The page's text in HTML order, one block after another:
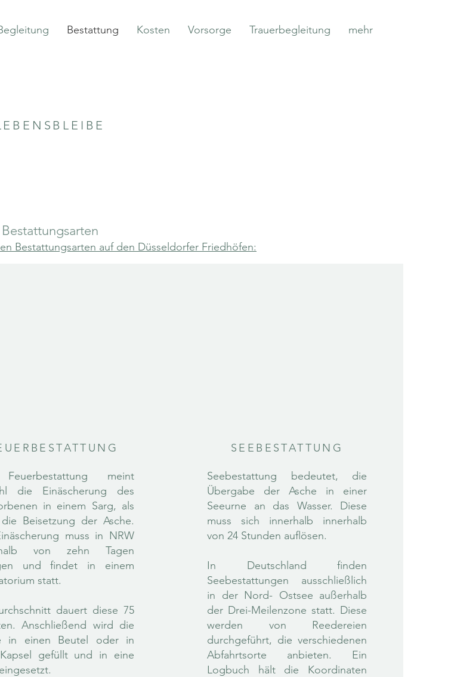
Bestattung Kosten Vorsorge Trauerbegleitung mehr
Bestattungsarten
Bestattungsarten auf den Düsseldorfer Friedhöfen:
meint
die Einäscherung des
in einem Sarg, als
Beisetzung der Asche.
muss in NRW
von zehn Tagen
und findet in einem
statt.
dauert diese 75
Anschließend wird die
in einen Beutel oder in
gefüllt und in eine
SEEBESTATTUNG
Seebestattung bedeutet, die
Übergabe der Asche in einer
Seeurne an das Wasser. Diese
muss sich innerhalb innerhalb
von 24 Stunden auflösen.
In Deutschland finden
Seebestattungen ausschließlich
in der Nord- Ostsee außerhalb
der Drei-Meilenzone statt. Diese
werden von Reedereien
durchgeführt, die verschiedenen
Abfahrtsorte anbieten. Ein
Logbuch hält die Koordinaten